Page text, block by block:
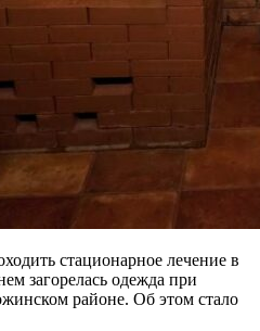
стационарное лечение в
загорелась одежда при
районе. Об этом стало